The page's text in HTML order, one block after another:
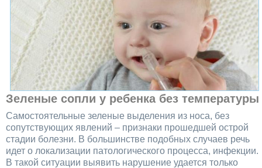
Зеленые сопли у ребенка без температуры
Самостоятельные зеленые выделения из носа, без
сопутствующих явлений – признаки прошедшей острой
стадии болезни. В большинстве подобных случаев речь
идет о локализации патологического процесса, инфекции.
В такой ситуации выявить нарушение удается только